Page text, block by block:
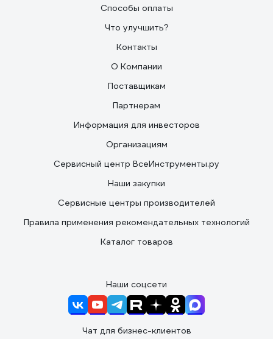
Способы оплаты
Что улучшить?
Контакты
О Компании
Поставщикам
Партнерам
Информация для инвесторов
Организациям
Сервисный центр ВсеИнструменты.ру
Наши закупки
Сервисные центры производителей
Правила применения рекомендательных технологий
Каталог товаров
Наши соцсети
Чат для бизнес-клиентов